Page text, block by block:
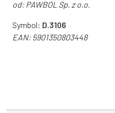
od: PAWBOL Sp. z o.o.
Symbol: D.3106
EAN:5901350803448